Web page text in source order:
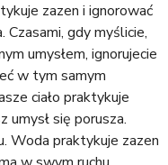
zazen i ignorować
Czasami, gdy myślicie,
umysłem, ignorujecie
w tym samym
ciało praktykuje
umysł się porusza.
Woda praktykuje zazen